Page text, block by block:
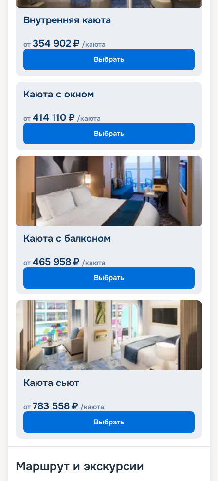
Внутренняя каюта
от 354 902 ₽ /каюта
Выбрать
Каюта с окном
от 414 110 ₽ /каюта
Выбрать
Каюта с балконом
от 465 958 ₽ /каюта
Выбрать
Каюта сьют
от 783 558 ₽ /каюта
Выбрать
Маршрут и экскурсии